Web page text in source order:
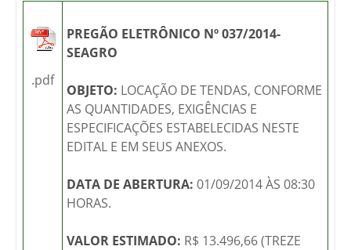
.pdf
PREGÃO ELETRÔNICO Nº 037/2014-
SEAGRO
OBJETO: LOCAÇÃO DE TENDAS, CONFORME
AS QUANTIDADES, EXIGÊNCIAS E
ESPECIFICAÇÕES ESTABELECIDAS NESTE
EDITAL E EM SEUS ANEXOS.
DATA DE ABERTURA: 01/09/2014 ÀS 08:30
HORAS.
VALOR ESTIMADO: R$ 13.496,66 (TREZE